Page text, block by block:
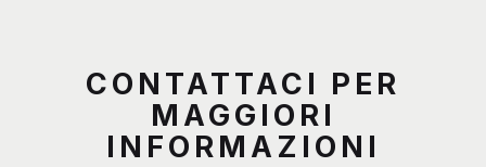
CONTATTACI PER
MAGGIORI
INFORMAZIONI